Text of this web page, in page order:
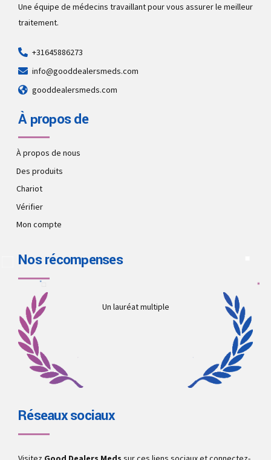
Une équipe de médecins travaillant pour vous assurer le meilleur
traitement.
+31645886273
info@gooddealersmeds.com
gooddealersmeds.com
À propos de
À propos de nous
Des produits
Chariot
Vérifier
Mon compte
Nos récompenses
Un lauréat multiple
Réseaux sociaux